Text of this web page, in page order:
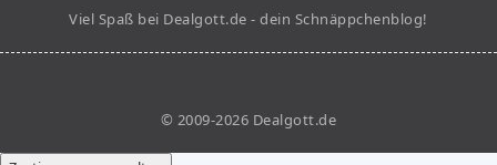
Viel Spaß bei Dealgott.de - dein Schnäppchenblog!
© 2009-2026 Dealgott.de